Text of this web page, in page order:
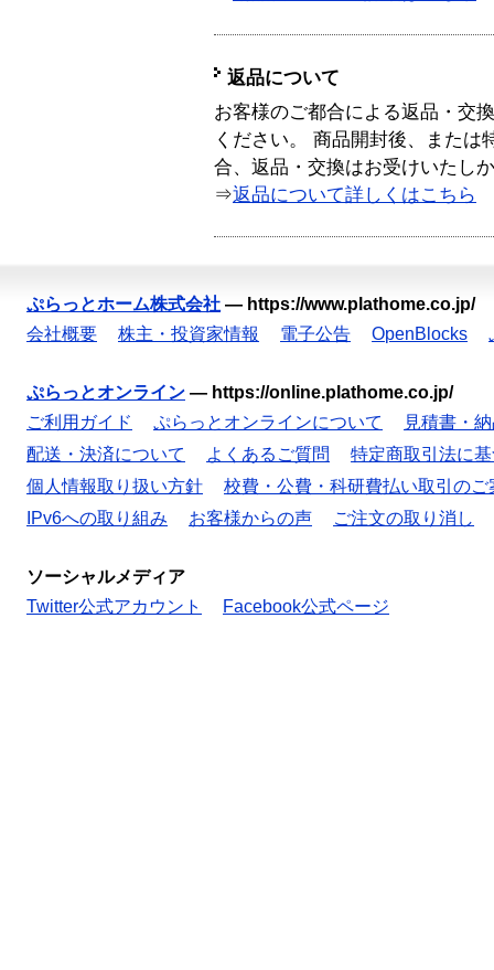
返品について
お客様のご都合による返品・交
ください。 商品開封後、または
合、返品・交換はお受けいたし
⇒返品について詳しくはこちら
ぷらっとホーム株式会社 — https://www.plathome.co.jp/
会社概要
株主・投資家情報 電子公告 OpenBlocks
ぷらっとオンライン — https://online.plathome.co.jp/
ご利用ガイド
ぷらっとオンラインについて
見積書・
配送・決済について
よくあるご質問
特定商取引法に
個人情報取り扱い方針
校費・公費・科研費払い取引のご
IPv6への取り組み
お客様からの声 ご注文の取り消し
ソーシャルメディア
Twitter公式アカウント
Facebook公式ページ